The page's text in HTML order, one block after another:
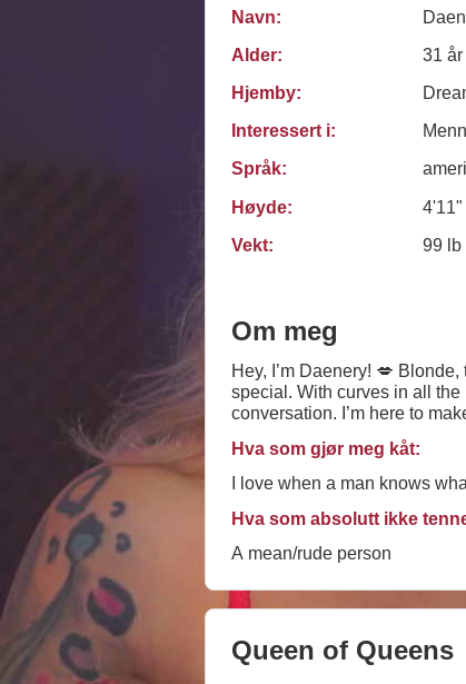
Navn:
Alder:
31 år
Hjemby:
Interessert i:
Språk:
Høyde:
4'11"
Vekt:
99 lb
Om meg
Hey, I’m Daenery! 💋
special. With curves in all
conversation. I’m here to
Hva som gjør meg kåt:
I love when a man knows
Hva som absolutt ikke
A mean/rude person
Queen of Queens